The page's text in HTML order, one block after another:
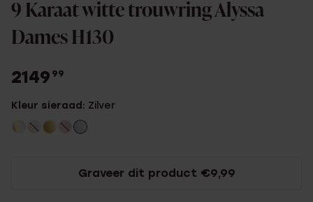
9 Karaat witte trouwring Alyssa
Dames H130
2149 99
Kleur sieraad: Zilver
Graveer dit product €9,99